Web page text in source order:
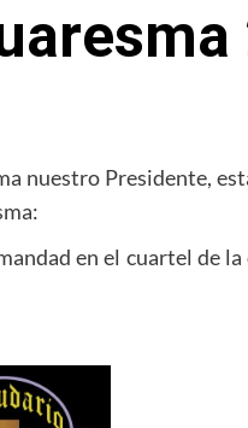
nuestro Presidente,
en el cuartel de